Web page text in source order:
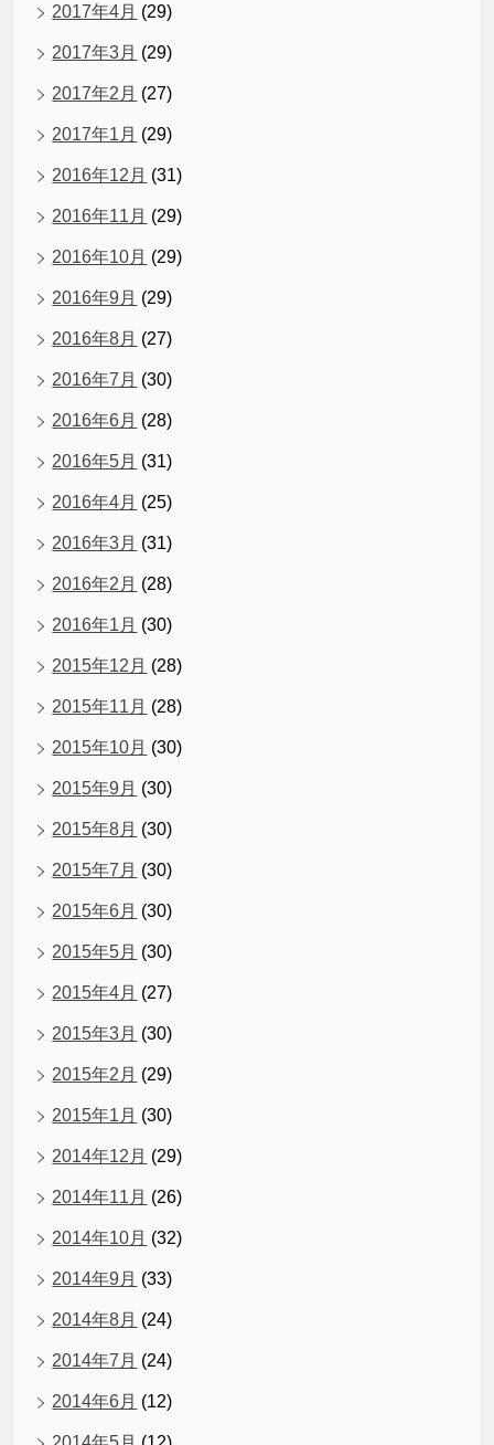
2017年4月 (29)
2017年3月 (29)
2017年2月 (27)
2017年1月 (29)
2016年12月 (31)
2016年11月 (29)
2016年10月 (29)
2016年9月 (29)
2016年8月 (27)
2016年7月 (30)
2016年6月 (28)
2016年5月 (31)
2016年4月 (25)
2016年3月 (31)
2016年2月 (28)
2016年1月 (30)
2015年12月 (28)
2015年11月 (28)
2015年10月 (30)
2015年9月 (30)
2015年8月 (30)
2015年7月 (30)
2015年6月 (30)
2015年5月 (30)
2015年4月 (27)
2015年3月 (30)
2015年2月 (29)
2015年1月 (30)
2014年12月 (29)
2014年11月 (26)
2014年10月 (32)
2014年9月 (33)
2014年8月 (24)
2014年7月 (24)
2014年6月 (12)